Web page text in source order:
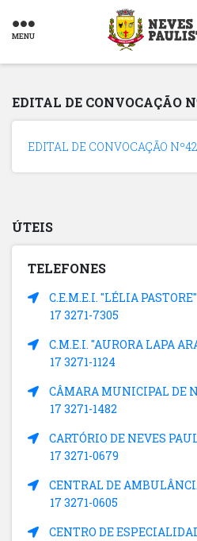
MENU
EDITAL DE CONVOCAÇÃO
EDITAL DE CONVOCAÇÃO
ÚTEIS
TELEFONES
C.E.M.E.I. "LÉLIA PASTORE"
17 3271-7305
C.M.E.I. "AURORA LAPA
17 3271-1124
CÂMARA MUNICIPAL DE
17 3271-1482
CARTÓRIO DE NEVES
17 3271-0679
CENTRAL DE
17 3271-0605
CENTRO DE